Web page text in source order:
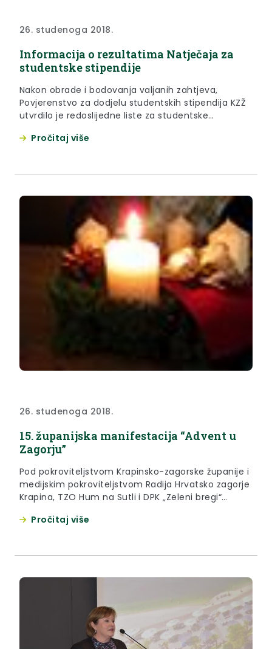
26. studenoga 2018.
Informacija o rezultatima Natječaja za
studentske stipendije
Nakon obrade i bodovanja valjanih zahtjeva,
Povjerenstvo za dodjelu studentskih stipendija KZŽ
utvrdilo je redoslijedne liste za studentske
zaključkom i koje se daju zainteresiranoj javnosti na
Pročitaj više
26. studenoga 2018.
15. županijska manifestacija “Advent u
Zagorju”
Pod pokroviteljstvom Krapinsko-zagorske županije i
medijskim pokroviteljstvom Radija Hrvatsko zagorje
Krapina, TZO Hum na Sutli i DPK „Zeleni bregi“
manifestacija „ADVENT U ZAGORJU“, uz obred
Pročitaj više